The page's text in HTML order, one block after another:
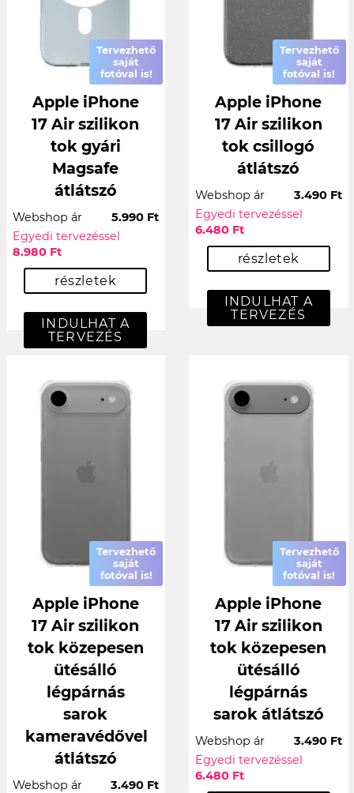
Tervezhető
saját
fotóval is!
Apple iPhone
17 Air szilikon
tok gyári
Magsafe
átlátszó
Webshop ár
5.990 Ft
Egyedi tervezéssel
8.980 Ft
részletek
INDULHAT A
TERVEZÉS
Tervezhető
saját
fotóval is!
Apple iPhone
17 Air szilikon
tok csillogó
átlátszó
Webshop ár
3.490 Ft
Egyedi tervezéssel
6.480 Ft
részletek
INDULHAT A
TERVEZÉS
Tervezhető
saját
fotóval is!
Apple iPhone
17 Air szilikon
tok közepesen
ütésálló
légpárnás
sarok
kameravédővel
átlátszó
Webshop ár
3.490 Ft
Tervezhető
saját
fotóval is!
Apple iPhone
17 Air szilikon
tok közepesen
ütésálló
légpárnás
sarok átlátszó
Webshop ár
3.490 Ft
Egyedi tervezéssel
6.480 Ft